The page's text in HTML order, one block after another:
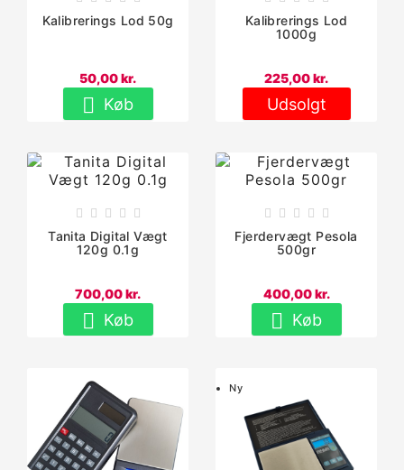
Kalibrerings Lod 50g
50,00 kr.
 Køb
Kalibrerings Lod
1000g
225,00 kr.
Udsolgt
    
Tanita Digital Vægt
120g 0.1g
700,00 kr.
 Køb
    
Fjerdervægt Pesola
500gr
400,00 kr.
 Køb
Ny